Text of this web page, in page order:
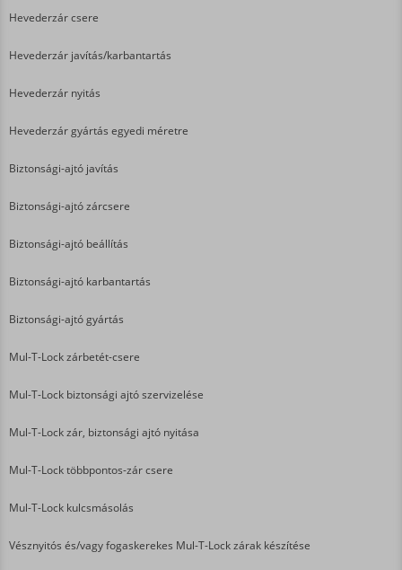
Hevederzár csere
Hevederzár javítás/karbantartás
Hevederzár nyitás
Hevederzár gyártás egyedi méretre
Biztonsági-ajtó javítás
Biztonsági-ajtó zárcsere
Biztonsági-ajtó beállítás
Biztonsági-ajtó karbantartás
Biztonsági-ajtó gyártás
Mul-T-Lock zárbetét-csere
Mul-T-Lock biztonsági ajtó szervizelése
Mul-T-Lock zár, biztonsági ajtó nyitása
Mul-T-Lock többpontos-zár csere
Mul-T-Lock kulcsmásolás
Vésznyitós és/vagy fogaskerekes Mul-T-Lock zárak készítése